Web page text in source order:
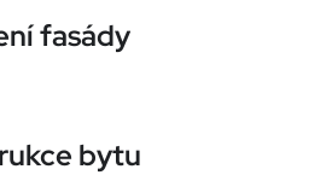
fasády
bytu